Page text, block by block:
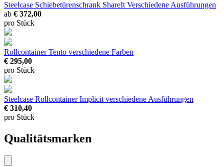
Steelcase Schiebetürenschrank ShareIt Verschiedene Ausführungen
ab € 372,00
pro Stück
Rollcontainer Tento verschiedene Farben
€ 295,00
pro Stück
Steelcase Rollcontainer Implicit verschiedene Ausführungen
€ 310,40
pro Stück
Qualitätsmarken